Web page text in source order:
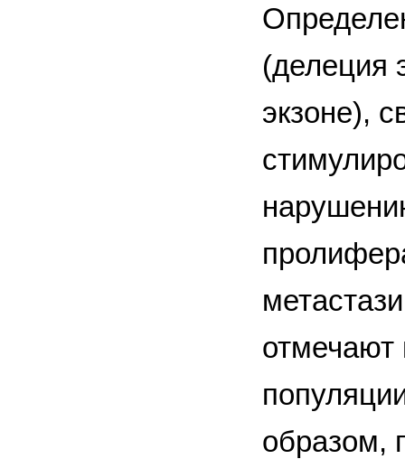
(делеция
экзоне),
отмечают
образом,